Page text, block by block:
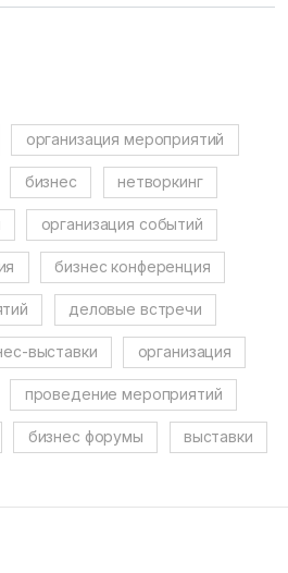
организация мероприятий
бизнес нетворкинг
организация событий
бизнес конференция
деловые встречи
выставки организация
проведение мероприятий
бизнес форумы выставки